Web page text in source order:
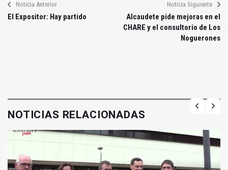
Noticia Anterior
El Expositor: Hay partido
Noticia Siguiente
Alcaudete pide mejoras en el
CHARE y el consultorio de Los
Noguerones
NOTICIAS RELACIONADAS